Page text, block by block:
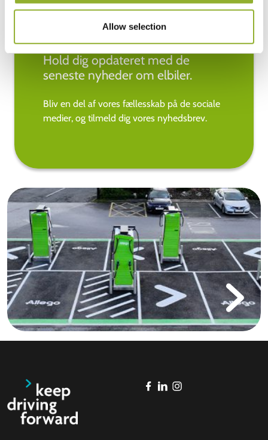
Allow selection
Hold dig opdateret med de
seneste nyheder om elbiler.
Bliv en del af vores fællesskab på de sociale
medier, og tilmeld dig vores nyhedsbrev.